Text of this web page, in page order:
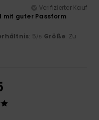
Verifizierter Kauf
mit guter Passform
: 5/5 Größe: Zu